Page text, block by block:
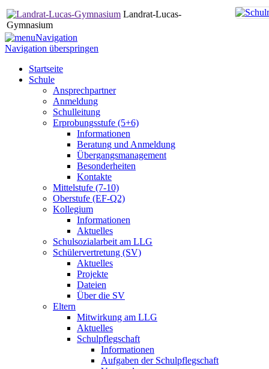
Landrat-Lucas-
Gymnasium
Navigation
Navigation überspringen
Startseite
Schule
Ansprechpartner
Anmeldung
Schulleitung
Erprobungsstufe (5+6)
Informationen
Beratung und Anmeldung
Übergangsmanagement
Besonderheiten
Kontakte
Mittelstufe (7-10)
Oberstufe (EF-Q2)
Kollegium
Informationen
Aktuelles
Schulsozialarbeit am LLG
Schülervertretung (SV)
Aktuelles
Projekte
Dateien
Über die SV
Eltern
Mitwirkung am LLG
Aktuelles
Schulpflegschaft
Informationen
Aufgaben der Schulpflegschaft